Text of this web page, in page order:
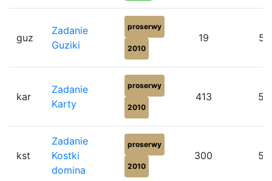
guz
Zadanie
Guziki
proserwy
2010
19
kar
Zadanie
Karty
proserwy
2010
413
kst
Zadanie
Kostki
domina
proserwy
2010
300